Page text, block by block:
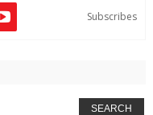
Subscribes
SEARCH